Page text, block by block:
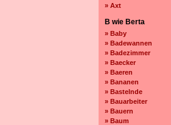
» Axt
B wie Berta
» Baby
» Badewannen
» Badezimmer
» Baecker
» Baeren
» Bananen
» Bastelnde
» Bauarbeiter
» Bauern
» Baum